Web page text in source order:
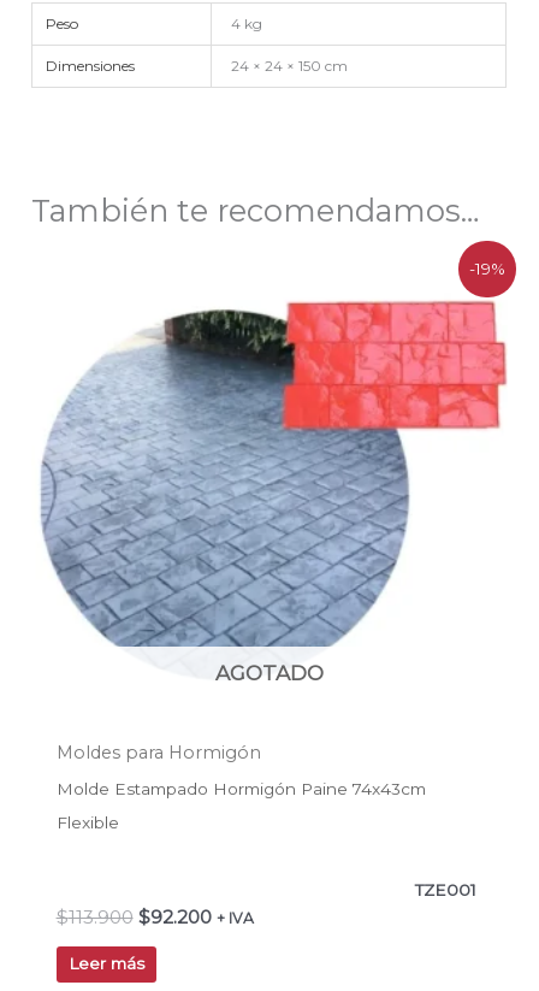
Peso 4 kg
Dimensiones 24 × 24 × 150 cm
También te recomendamos…
-19%
AGOTADO
Moldes para Hormigón
Molde Estampado Hormigón Paine 74x43cm
Flexible
TZE001
$113.900
era:
$113.900.
$92.200
actual
es:
$92.200.
+ IVA
Leer más